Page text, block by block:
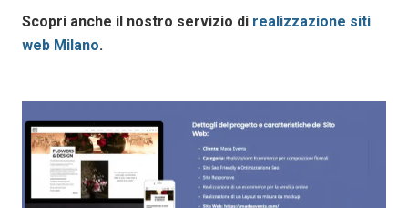
Scopri anche il nostro servizio di realizzazione siti
web Milano.